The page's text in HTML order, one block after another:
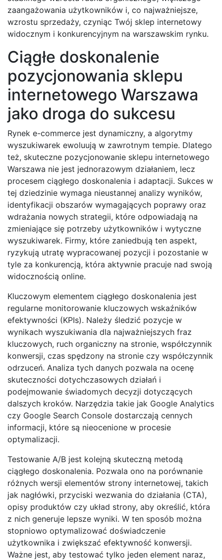
zaangażowania użytkowników i, co najważniejsze,
wzrostu sprzedaży, czyniąc Twój sklep internetowy
widocznym i konkurencyjnym na warszawskim rynku.
Ciągłe doskonalenie
pozycjonowania sklepu
internetowego Warszawa
jako droga do sukcesu
Rynek e-commerce jest dynamiczny, a algorytmy
wyszukiwarek ewoluują w zawrotnym tempie. Dlatego
też, skuteczne pozycjonowanie sklepu internetowego
Warszawa nie jest jednorazowym działaniem, lecz
procesem ciągłego doskonalenia i adaptacji. Sukces w
tej dziedzinie wymaga nieustannej analizy wyników,
identyfikacji obszarów wymagających poprawy oraz
wdrażania nowych strategii, które odpowiadają na
zmieniające się potrzeby użytkowników i wytyczne
wyszukiwarek. Firmy, które zaniedbują ten aspekt,
ryzykują utratę wypracowanej pozycji i pozostanie w
tyle za konkurencją, która aktywnie pracuje nad swoją
widocznością online.
Kluczowym elementem ciągłego doskonalenia jest
regularne monitorowanie kluczowych wskaźników
efektywności (KPIs). Należy śledzić pozycje w
wynikach wyszukiwania dla najważniejszych fraz
kluczowych, ruch organiczny na stronie, współczynnik
konwersji, czas spędzony na stronie czy współczynnik
odrzuceń. Analiza tych danych pozwala na ocenę
skuteczności dotychczasowych działań i
podejmowanie świadomych decyzji dotyczących
dalszych kroków. Narzędzia takie jak Google Analytics
czy Google Search Console dostarczają cennych
informacji, które są nieocenione w procesie
optymalizacji.
Testowanie A/B jest kolejną skuteczną metodą
ciągłego doskonalenia. Pozwala ono na porównanie
różnych wersji elementów strony internetowej, takich
jak nagłówki, przyciski wezwania do działania (CTA),
opisy produktów czy układ strony, aby określić, która
z nich generuje lepsze wyniki. W ten sposób można
stopniowo optymalizować doświadczenie
użytkownika i zwiększać efektywność konwersji.
Ważne jest, aby testować tylko jeden element naraz,